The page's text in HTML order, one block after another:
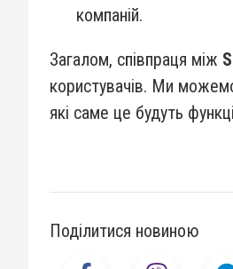
компаній.
Загалом, співпраця між
користувачів. Ми
які саме це будуть
Поділитися новиною